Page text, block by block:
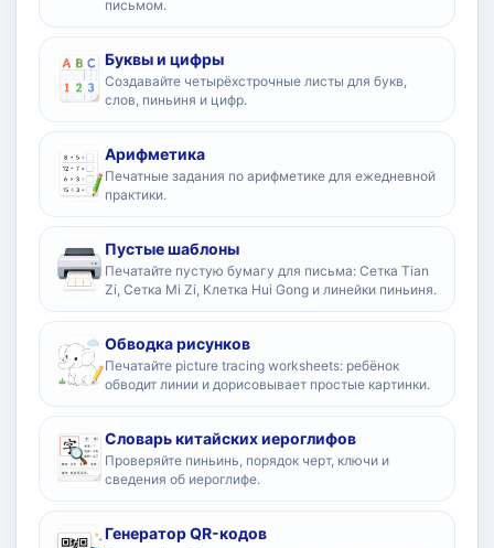
письмом.
Буквы и цифры
Создавайте четырёхстрочные листы для букв,
слов, пиньиня и цифр.
Арифметика
Печатные задания по арифметике для ежедневной
практики.
Пустые шаблоны
Печатайте пустую бумагу для письма: Сетка Tian
Zi, Сетка Mi Zi, Клетка Hui Gong и линейки пиньиня.
Обводка рисунков
Печатайте picture tracing worksheets: ребёнок
обводит линии и дорисовывает простые картинки.
Словарь китайских иероглифов
Проверяйте пиньинь, порядок черт, ключи и
сведения об иероглифе.
Генератор QR-кодов